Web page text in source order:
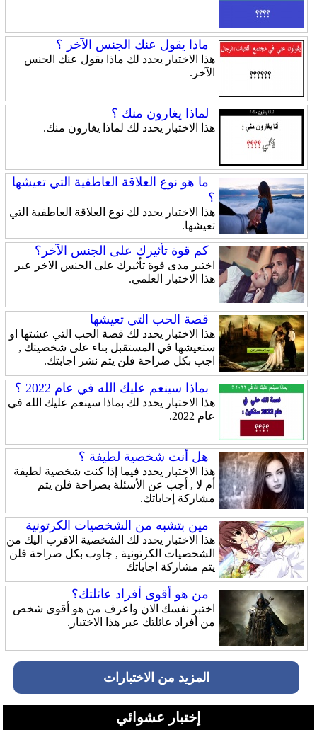
ماذا يقول عنك الجنس الآخر ؟
هذا الاختبار يحدد لك ماذا يقول عنك الجنس
الآخر.
لماذا يغارون منك ؟
هذا الاختبار يحدد لك لماذا يغارون منك.
ما هو نوع العلاقة العاطفية التي تعيشها
؟
هذا الاختبار يحدد لك نوع العلاقة العاطفية التي
تعيشها.
كم قوة تأثيرك على الجنس الآخر؟
اختبر مدى قوة تأثيرك على الجنس الاخر عبر
هذا الاختبار العلمي.
قصة الحب التي تعيشها
هذا الاختبار يحدد لك قصة الحب التي عشتها او
ستعيشها في المستقبل بناء على شخصيتك ,
اجب بكل صراحة فلن يتم نشر اجابتك.
بماذا سينعم عليك الله في عام 2022 ؟
هذا الاختبار يحدد لك بماذا سينعم عليك الله في
عام 2022.
هل أنت شخصية لطيفة ؟
هذا الاختبار يحدد فيما إذا كنت شخصية لطيفة
أم لا , أجب عن الأسئلة بصراحة فلن يتم
مشاركة إجاباتك.
مين بتشبه من الشخصيات الكرتونية
هذا الاختبار يحدد لك الشخصية الاقرب اليك من
الشخصيات الكرتونية , جاوب بكل صراحة فلن
يتم مشاركة اجاباتك
من هو أقوى أفراد عائلتك؟
اختبر نفسك الان واعرف من هو أقوى شخص
من أفراد عائلتك عبر هذا الاختبار.
المزيد من الاختبارات
إختبار عشوائي